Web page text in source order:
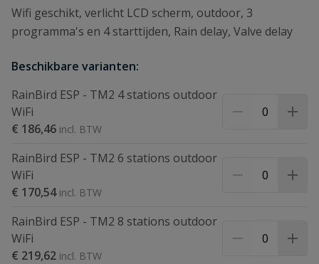
Wifi geschikt, verlicht LCD scherm, outdoor, 3
programma's en 4 starttijden, Rain delay, Valve delay
Beschikbare varianten:
RainBird ESP - TM2 4 stations outdoor
WiFi
€ 186,46
RainBird ESP - TM2 6 stations outdoor
WiFi
€ 170,54
RainBird ESP - TM2 8 stations outdoor
WiFi
€ 219,62